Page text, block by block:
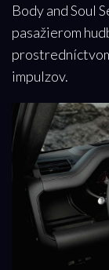
Body and Soul
pasažierom
impulzov.